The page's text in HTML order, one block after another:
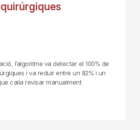
l’algoritme va detectar el 100% de
i va reduir entre un 82% i un
calia revisar manualment